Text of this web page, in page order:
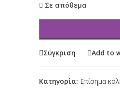
Σε απόθεμα
Σύγκριση Add to
Κατηγορία: Επίσημα